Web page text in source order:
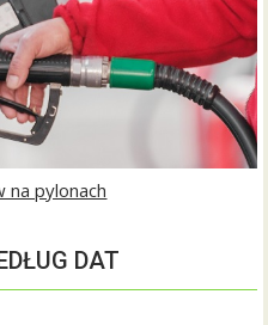
na pylonach
DAT